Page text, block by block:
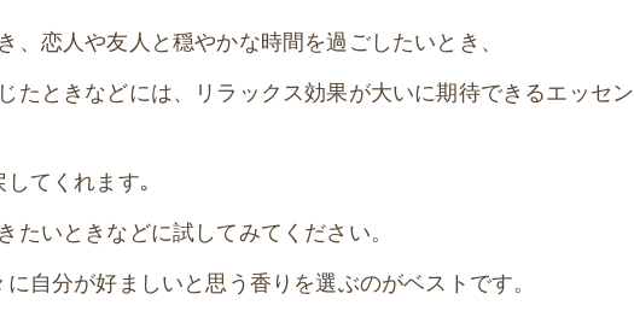
恋人や友人と穏やかな時間を過ごしたいとき、
たときなどには、リラックス効果が大いに期待できるエッセン
てくれます｡
いときなどに試してみてください。
自分が好ましいと思う香りを選ぶのがベストです。